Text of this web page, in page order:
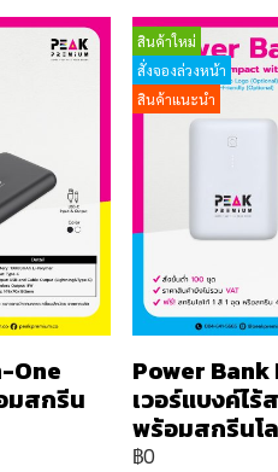
One
มสกรีน
สินค้าใหม่
สั่งจองล่วงหน้า
สินค้าแนะนำ
Power Bank
เวอร์แบงค์ไ
พร้อมสกรีนโ
฿0